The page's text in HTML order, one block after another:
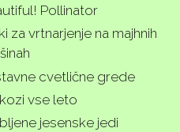
Pollinator
za vrtnarjenje na majhnih
cvetlične grede
vse leto
jesenske jedi